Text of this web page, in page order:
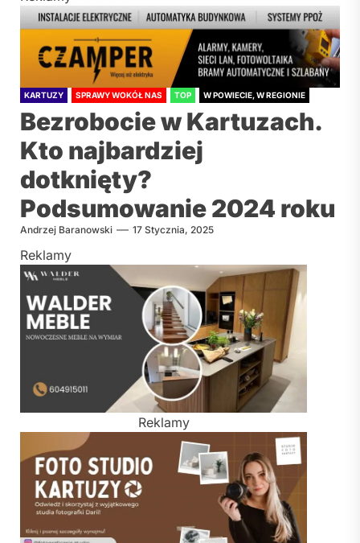
KARTUZY SPRAWY WOKÓŁ NAS TOP W POWIECIE, W REGIONIE
Bezrobocie w Kartuzach.
Kto najbardziej
dotknięty?
Podsumowanie 2024 roku
Andrzej Baranowski 17 Stycznia, 2025
Reklamy
Reklamy